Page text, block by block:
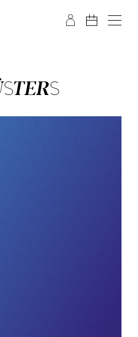
Zum Footer springen